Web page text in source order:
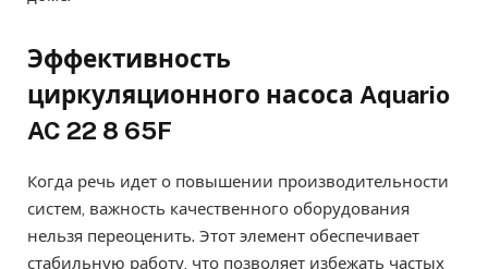
Эффективность
циркуляционного насоса Aquario
AC 22 8 65F
Когда речь идет о повышении производительности
систем, важность качественного оборудования
нельзя переоценить. Этот элемент обеспечивает
стабильную работу, что позволяет избежать частых